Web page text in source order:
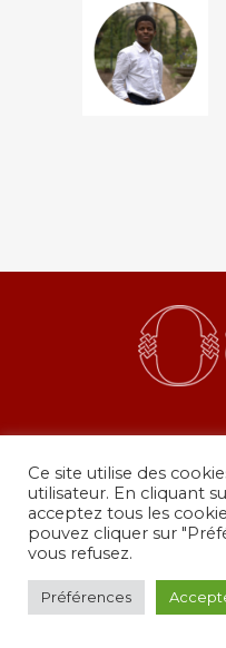
36 rue de
© Copyright 2024 -
Ce site utilise des
utilisateur. En cliquant
acceptez tous les
pouvez cliquer sur
vous refusez.
Préférences